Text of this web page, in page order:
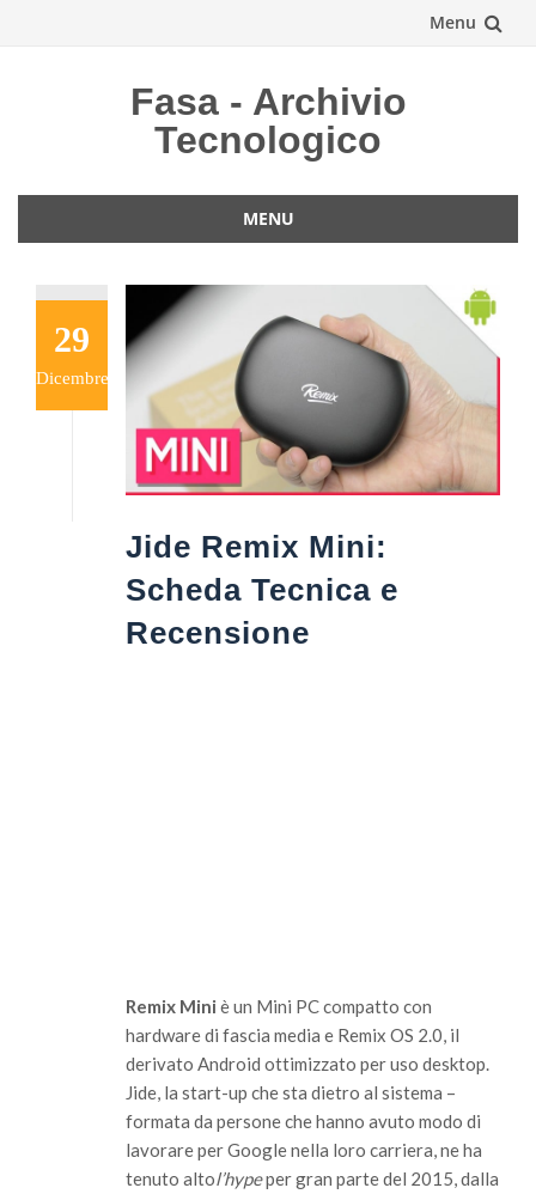
Menu
Fasa - Archivio
Tecnologico
MENU
contenuto
29
Dicembre
Jide Remix Mini:
Scheda Tecnica e
Recensione
Remix Mini è un Mini PC compatto con
hardwaredi fascia media e Remix OS 2.0, il
derivato Android ottimizzato per uso desktop.
Jide, la start-up che sta dietro al sistema –
formata da persone che hanno avuto modo di
lavorare per Google nella loro carriera, ne ha
tenuto altol’hypeper gran parte del 2015, dalla